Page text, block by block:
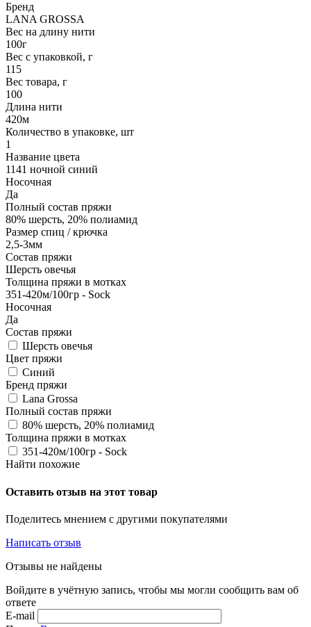
Бренд
LANA GROSSA
Вес на длину нити
100г
Вес с упаковкой, г
115
Вес товара, г
100
Длина нити
420м
Количество в упаковке, шт
1
Название цвета
1141 ночной синий
Носочная
Да
Полный состав пряжи
80% шерсть, 20% полиамид
Размер спиц / крючка
2,5-3мм
Состав пряжи
Шерсть овечья
Толщина пряжи в мотках
351-420м/100гр - Sock
Носочная
Да
Состав пряжи
Шерсть овечья
Цвет пряжи
Синий
Бренд пряжи
Lana Grossa
Полный состав пряжи
80% шерсть, 20% полиамид
Толщина пряжи в мотках
351-420м/100гр - Sock
Найти похожие
Оставить отзыв на этот товар
Поделитесь мнением с другими покупателями
Написать отзыв
Отзывы не найдены
Войдите в учётную запись, чтобы мы могли сообщить вам об
ответе
E-mail